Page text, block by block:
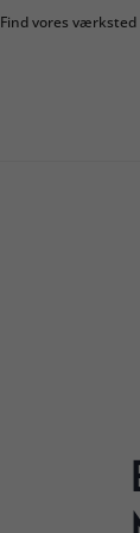
Find vores værksted